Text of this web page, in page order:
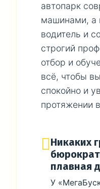
автопарк
машинами, а
водитель и
строгий
отбор и
всё, чтобы
спокойно и
протяжении
Никаких
плавная
У